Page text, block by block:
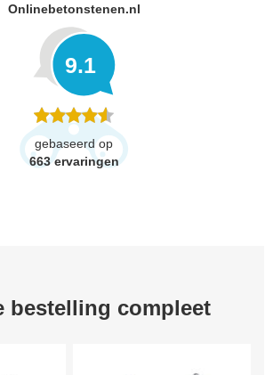
Onlinebetonstenen.nl
9.1
gebaseerd op
663 ervaringen
bestelling compleet